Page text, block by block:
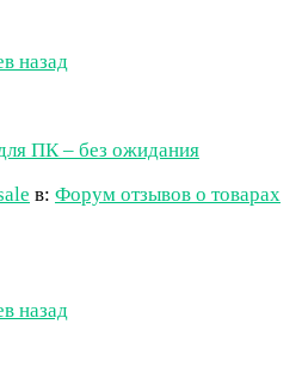
назад
ПК – без ожидания
в: Форум отзывов о товарах
назад